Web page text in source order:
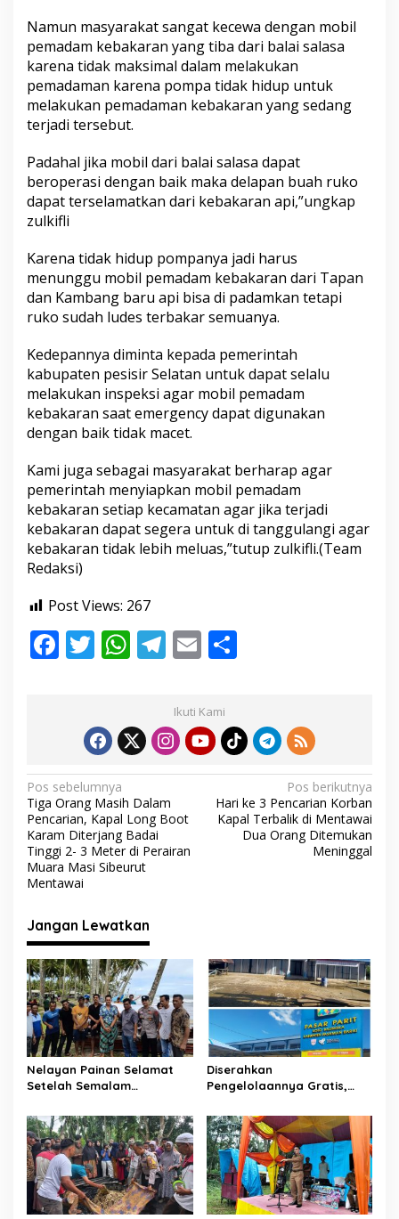
a
P
e
s
s
Namun masyarakat sangat kecewa dengan mobil
pemadam kebakaran yang tiba dari balai salasa
karena tidak maksimal dalam melakukan
pemadaman karena pompa tidak hidup untuk
melakukan pemadaman kebakaran yang sedang
terjadi tersebut.
Padahal jika mobil dari balai salasa dapat
beroperasi dengan baik maka delapan buah ruko
dapat terselamatkan dari kebakaran api,”ungkap
zulkifli
Karena tidak hidup pompanya jadi harus
menunggu mobil pemadam kebakaran dari Tapan
dan Kambang baru api bisa di padamkan tetapi
ruko sudah ludes terbakar semuanya.
Kedepannya diminta kepada pemerintah
kabupaten pesisir Selatan untuk dapat selalu
melakukan inspeksi agar mobil pemadam
kebakaran saat emergency dapat digunakan
dengan baik tidak macet.
Kami juga sebagai masyarakat berharap agar
pemerintah menyiapkan mobil pemadam
kebakaran setiap kecamatan agar jika terjadi
kebakaran dapat segera untuk di tanggulangi agar
kebakaran tidak lebih meluas,”tutup zulkifli.(Team
Redaksi)
Post Views: 267
F
o
k
T
er
W
s
A
p
p
T
e
gr
a
m
E
ai
l e
Ikuti Kami
N
a
v
i
g
a
s
i
p
o
s
Pos sebelumnya
Tiga Orang Masih Dalam
Pencarian, Kapal Long Boot
Karam Diterjang Badai
Tinggi 2- 3 Meter di Perairan
Muara Masi Sibeurut
Mentawai
Pos berikutnya
Hari ke 3 Pencarian Korban
Kapal Terbalik di Mentawai
Dua Orang Ditemukan
Meninggal
Jangan Lewatkan
Nelayan Painan Selamat
Setelah Semalam
Ditemukan Warga Lakitan
Selatan
Diserahkan
Pengelolaannya Gratis,
Malah Diduga Pungut Uang
Kontrak Toko